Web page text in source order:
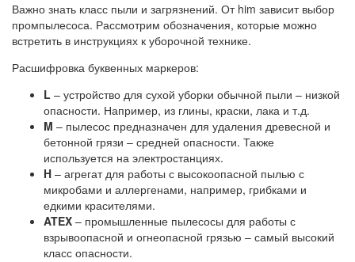
Важно знать класс пыли и загрязнений. От him зависит выбор
промпылесоса. Рассмотрим обозначения, которые можно
встретить в инструкциях к уборочной технике.
Расшифровка буквенных маркеров:
L – устройство для сухой уборки обычной пыли – низкой
опасности. Например, из глины, краски, лака и т.д.
M – пылесос предназначен для удаления древесной и
бетонной грязи – средней опасности. Также
используется на электростанциях.
H – агрегат для работы с высокоопасной пылью с
микробами и аллергенами, например, грибками и
едкими красителями.
ATEX – промышленные пылесосы для работы с
взрывоопасной и огнеопасной грязью – самый высокий
класс опасности.